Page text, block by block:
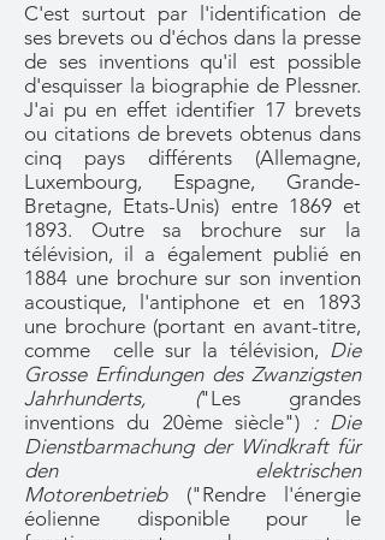
C'est surtout par l'identification de
ses brevets ou d'échos dans la presse
de ses inventions qu'il est possible
d'esquisser la biographie de Plessner.
J'ai pu en effet identifier 17 brevets
ou citations de brevets obtenus dans
cinq pays différents (Allemagne,
Luxembourg, Espagne, Grande-
Bretagne, Etats-Unis) entre 1869 et
1893. Outre sa brochure sur la
télévision, il a également publié en
1884 une brochure sur son invention
acoustique, l'antiphone et en 1893
une brochure (portant en avant-titre,
comme celle sur la télévision, Die
Grosse Erfindungen des Zwanzigsten
Jahrhunderts, ("Les grandes
inventions du 20ème siècle") : Die
Dienstbarmachung der Windkraft für
den elektrischen
Motorenbetrieb ("Rendre l'énergie
éolienne disponible pour le